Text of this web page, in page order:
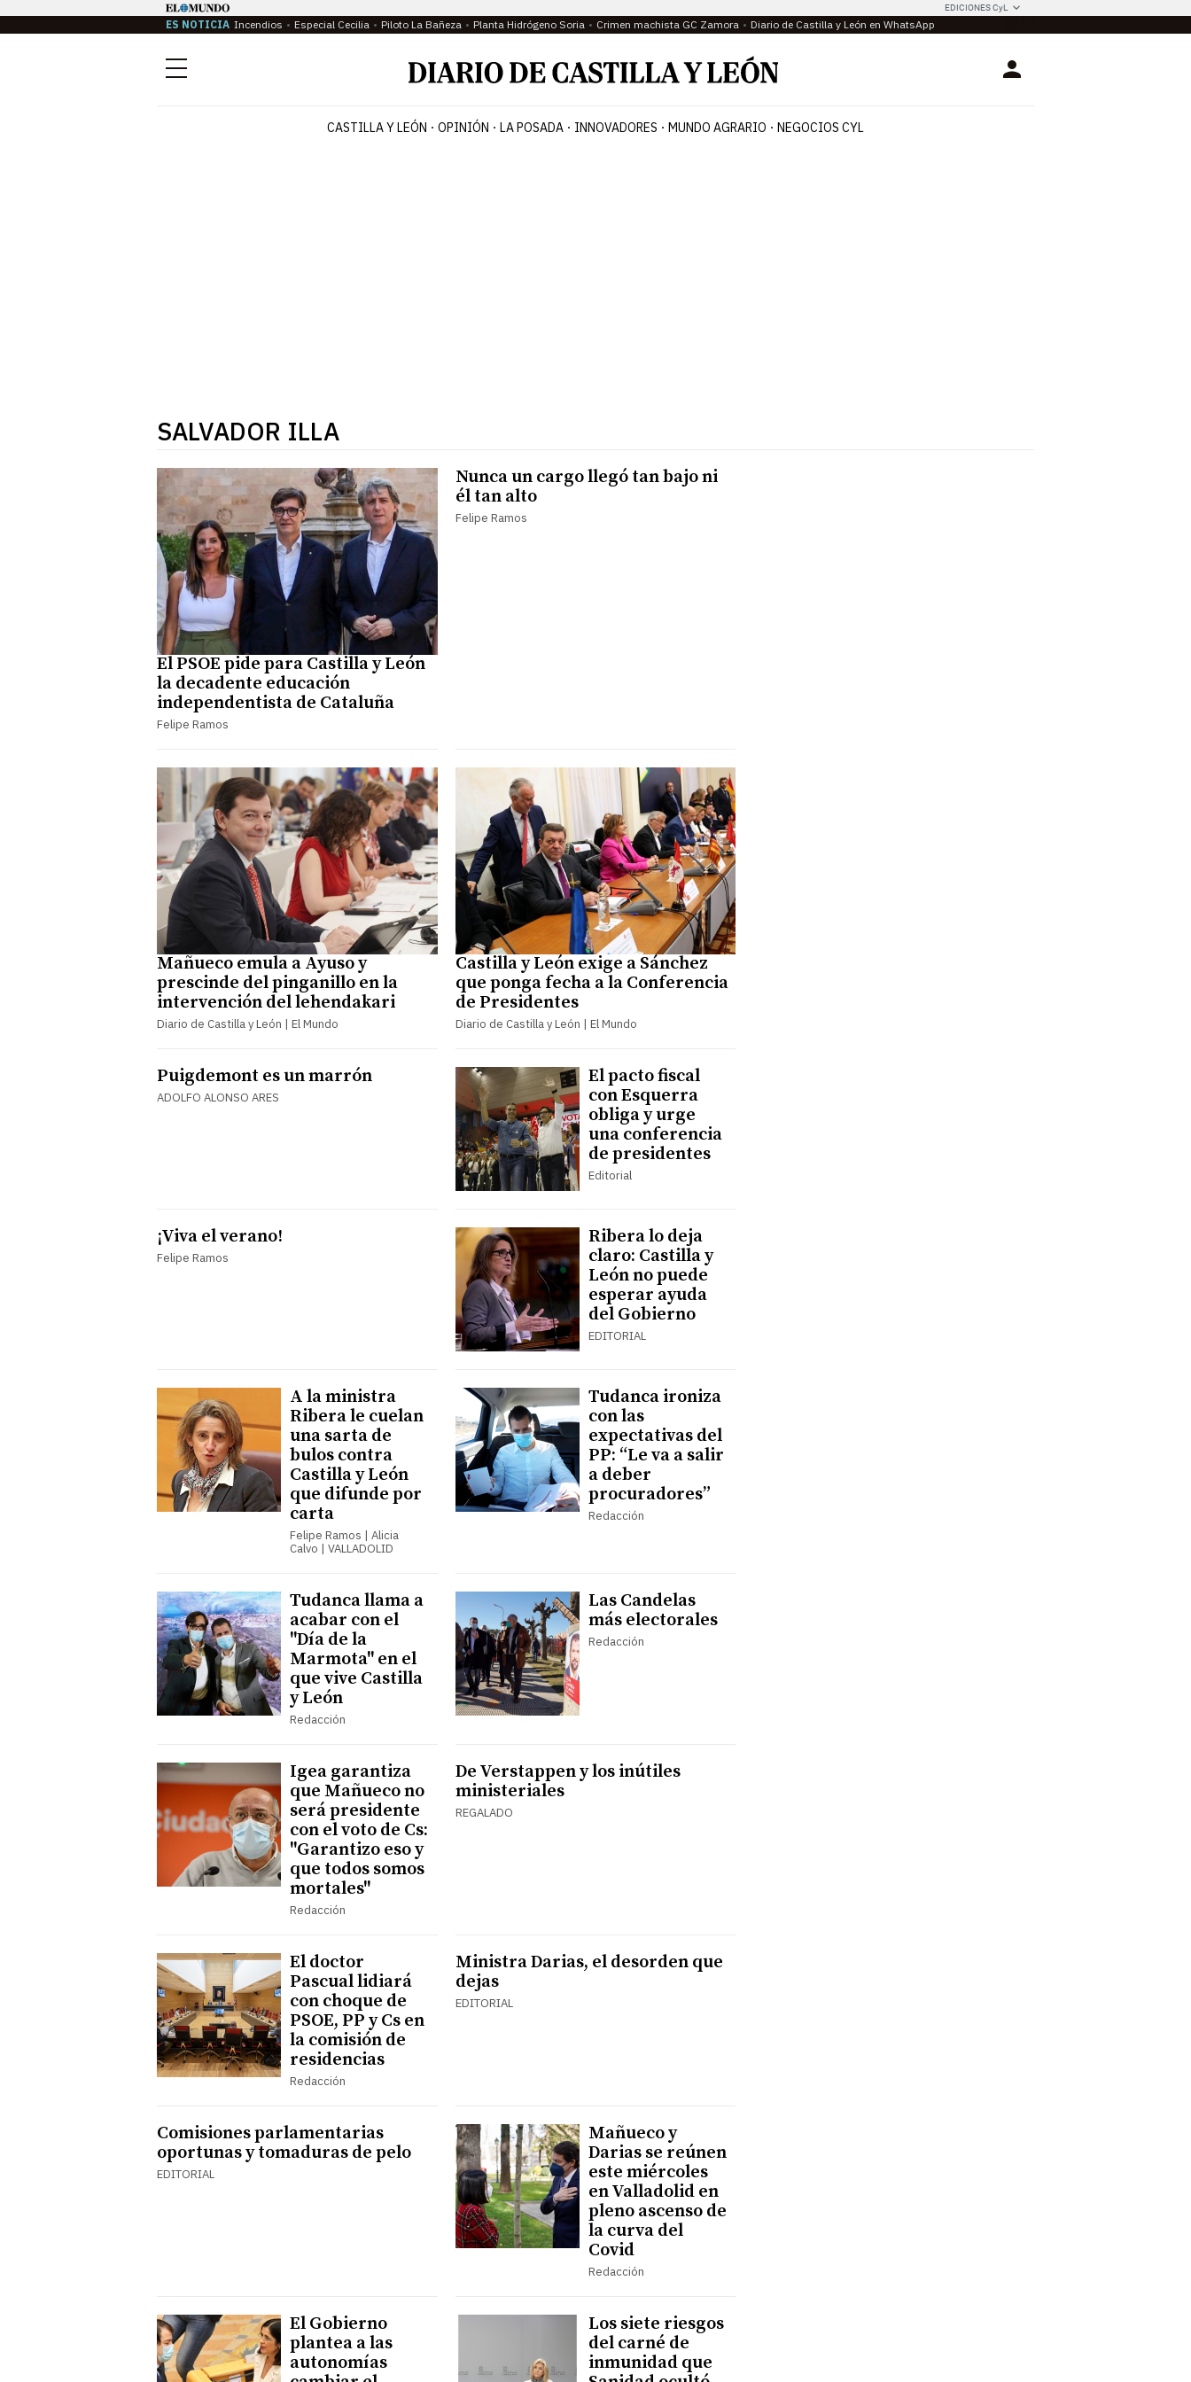
EDICIONES CyL
ES NOTICIA Incendios Especial Cecilia Piloto La Bañeza Planta Hidrógeno Soria Crimen machista GC Zamora Diario de Castilla y León en WhatsApp
Menú Login
CASTILLA Y LEÓN OPINIÓN LA POSADA INNOVADORES MUNDO AGRARIO NEGOCIOS CYL
SALVADOR ILLA
El PSOE pide para Castilla y León
la decadente educación
independentista de Cataluña
Felipe Ramos
Nunca un cargo llegó tan bajo ni
él tan alto
Felipe Ramos
Mañueco emula a Ayuso y
prescinde del pinganillo en la
intervención del lehendakari
Diario de Castilla y León | El Mundo
Castilla y León exige a Sánchez
que ponga fecha a la Conferencia
de Presidentes
Diario de Castilla y León | El Mundo
Puigdemont es un marrón
ADOLFO ALONSO ARES
El pacto fiscal
con Esquerra
obliga y urge
una conferencia
de presidentes
Editorial
¡Viva el verano!
Felipe Ramos
Ribera lo deja
claro: Castilla y
León no puede
esperar ayuda
del Gobierno
EDITORIAL
A la ministra
Ribera le cuelan
una sarta de
bulos contra
Castilla y León
que difunde por
carta
Felipe Ramos | Alicia
Calvo | VALLADOLID
Tudanca ironiza
con las
expectativas del
PP: “Le va a salir
a deber
procuradores”
Redacción
Tudanca llama a
acabar con el
"Día de la
Marmota" en el
que vive Castilla
y León
Redacción
Las Candelas
más electorales
Redacción
Igea garantiza
que Mañueco no
será presidente
con el voto de Cs:
"Garantizo eso y
que todos somos
mortales"
Redacción
De Verstappen y los inútiles
ministeriales
REGALADO
El doctor
Pascual lidiará
con choque de
PSOE, PP y Cs en
la comisión de
residencias
Redacción
Ministra Darias, el desorden que
dejas
EDITORIAL
Comisiones parlamentarias
oportunas y tomaduras de pelo
EDITORIAL
Mañueco y
Darias se reúnen
este miércoles
en Valladolid en
pleno ascenso de
la curva del
Covid
Redacción
El Gobierno
plantea a las
autonomías
Los siete riesgos
del carné de
inmunidad que